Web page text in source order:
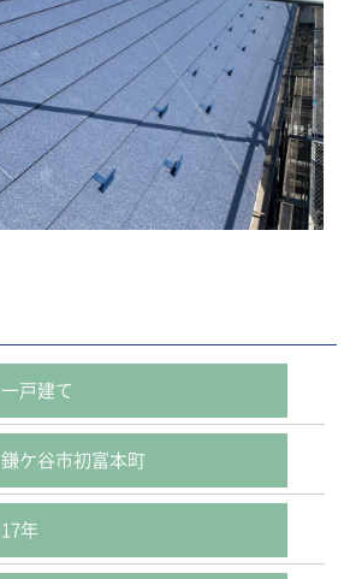
一戸建て
鎌ケ谷市初富本町
17年